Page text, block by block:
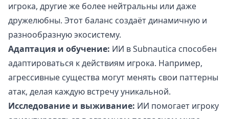
игрока, другие же более нейтральны или даже
дружелюбны. Этот баланс создаёт динамичную и
разнообразную экосистему.
Адаптация и обучение: ИИ в Subnautica способен
адаптироваться к действиям игрока. Например,
агрессивные существа могут менять свои паттерны
атак, делая каждую встречу уникальной.
Исследование и выживание: ИИ помогает игроку